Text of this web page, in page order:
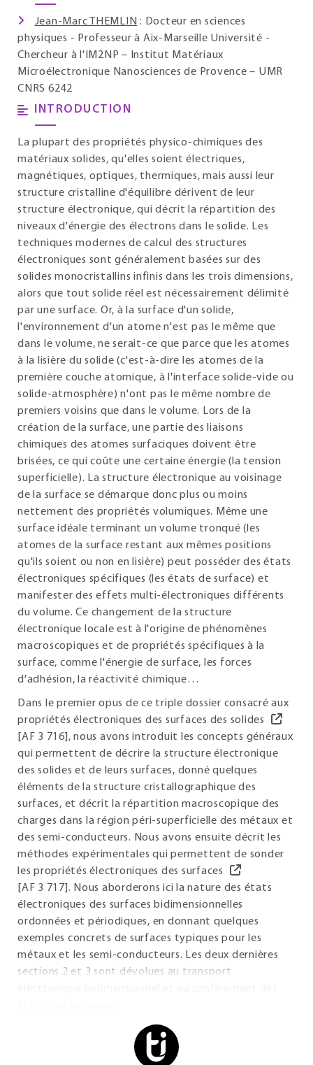
Jean-Marc THEMLIN : Docteur en sciences
physiques - Professeur à Aix-Marseille Université -
Chercheur à l'IM2NP – Institut Matériaux
Microélectronique Nanosciences de Provence – UMR
CNRS 6242
INTRODUCTION
La plupart des propriétés physico-chimiques des
matériaux solides, qu'elles soient électriques,
magnétiques, optiques, thermiques, mais aussi leur
structure cristalline d'équilibre dérivent de leur
structure électronique, qui décrit la répartition des
niveaux d'énergie des électrons dans le solide. Les
techniques modernes de calcul des structures
électroniques sont généralement basées sur des
solides monocristallins infinis dans les trois dimensions,
alors que tout solide réel est nécessairement délimité
par une surface. Or, à la surface d'un solide,
l'environnement d'un atome n'est pas le même que
dans le volume, ne serait-ce que parce que les atomes
à la lisière du solide (c'est-à-dire les atomes de la
première couche atomique, à l'interface solide-vide ou
solide-atmosphère) n'ont pas le même nombre de
premiers voisins que dans le volume. Lors de la
création de la surface, une partie des liaisons
chimiques des atomes surfaciques doivent être
brisées, ce qui coûte une certaine énergie (la tension
superficielle). La structure électronique au voisinage
de la surface se démarque donc plus ou moins
nettement des propriétés volumiques. Même une
surface idéale terminant un volume tronqué (les
atomes de la surface restant aux mêmes positions
qu'ils soient ou non en lisière) peut posséder des états
électroniques spécifiques (les états de surface) et
manifester des effets multi-électroniques différents
du volume. Ce changement de la structure
électronique locale est à l'origine de phénomènes
macroscopiques et de propriétés spécifiques à la
surface, comme l'énergie de surface, les forces
d'adhésion, la réactivité chimique…
Dans le premier opus de ce triple dossier consacré aux
propriétés électroniques des surfaces des solides
[AF 3 716], nous avons introduit les concepts généraux
qui permettent de décrire la structure électronique
des solides et de leurs surfaces, donné quelques
éléments de la structure cristallographique des
surfaces, et décrit la répartition macroscopique des
charges dans la région péri-superficielle des métaux et
des semi-conducteurs. Nous avons ensuite décrit les
méthodes expérimentales qui permettent de sonder
les propriétés électroniques des surfaces
[AF 3 717]. Nous aborderons ici la nature des états
électroniques des surfaces bidimensionnelles
ordonnées et périodiques, en donnant quelques
exemples concrets de surfaces typiques pour les
métaux et les semi-conducteurs. Les deux dernières
sections 2 et 3 sont dévolues au transport